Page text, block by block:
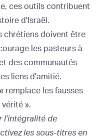
ces outils contribuent
d'Israël.
chrétiens doivent être
les pasteurs à
des communautés
liens d'amitié.
remplace les fausses
».
l'intégralité de
les sous-titres en